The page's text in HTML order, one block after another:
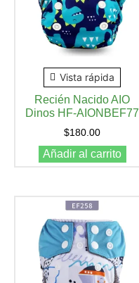
Vista rápida
Recién Nacido AIO
Dinos HF-AIONBEF77
$180.00
Añadir al carrito